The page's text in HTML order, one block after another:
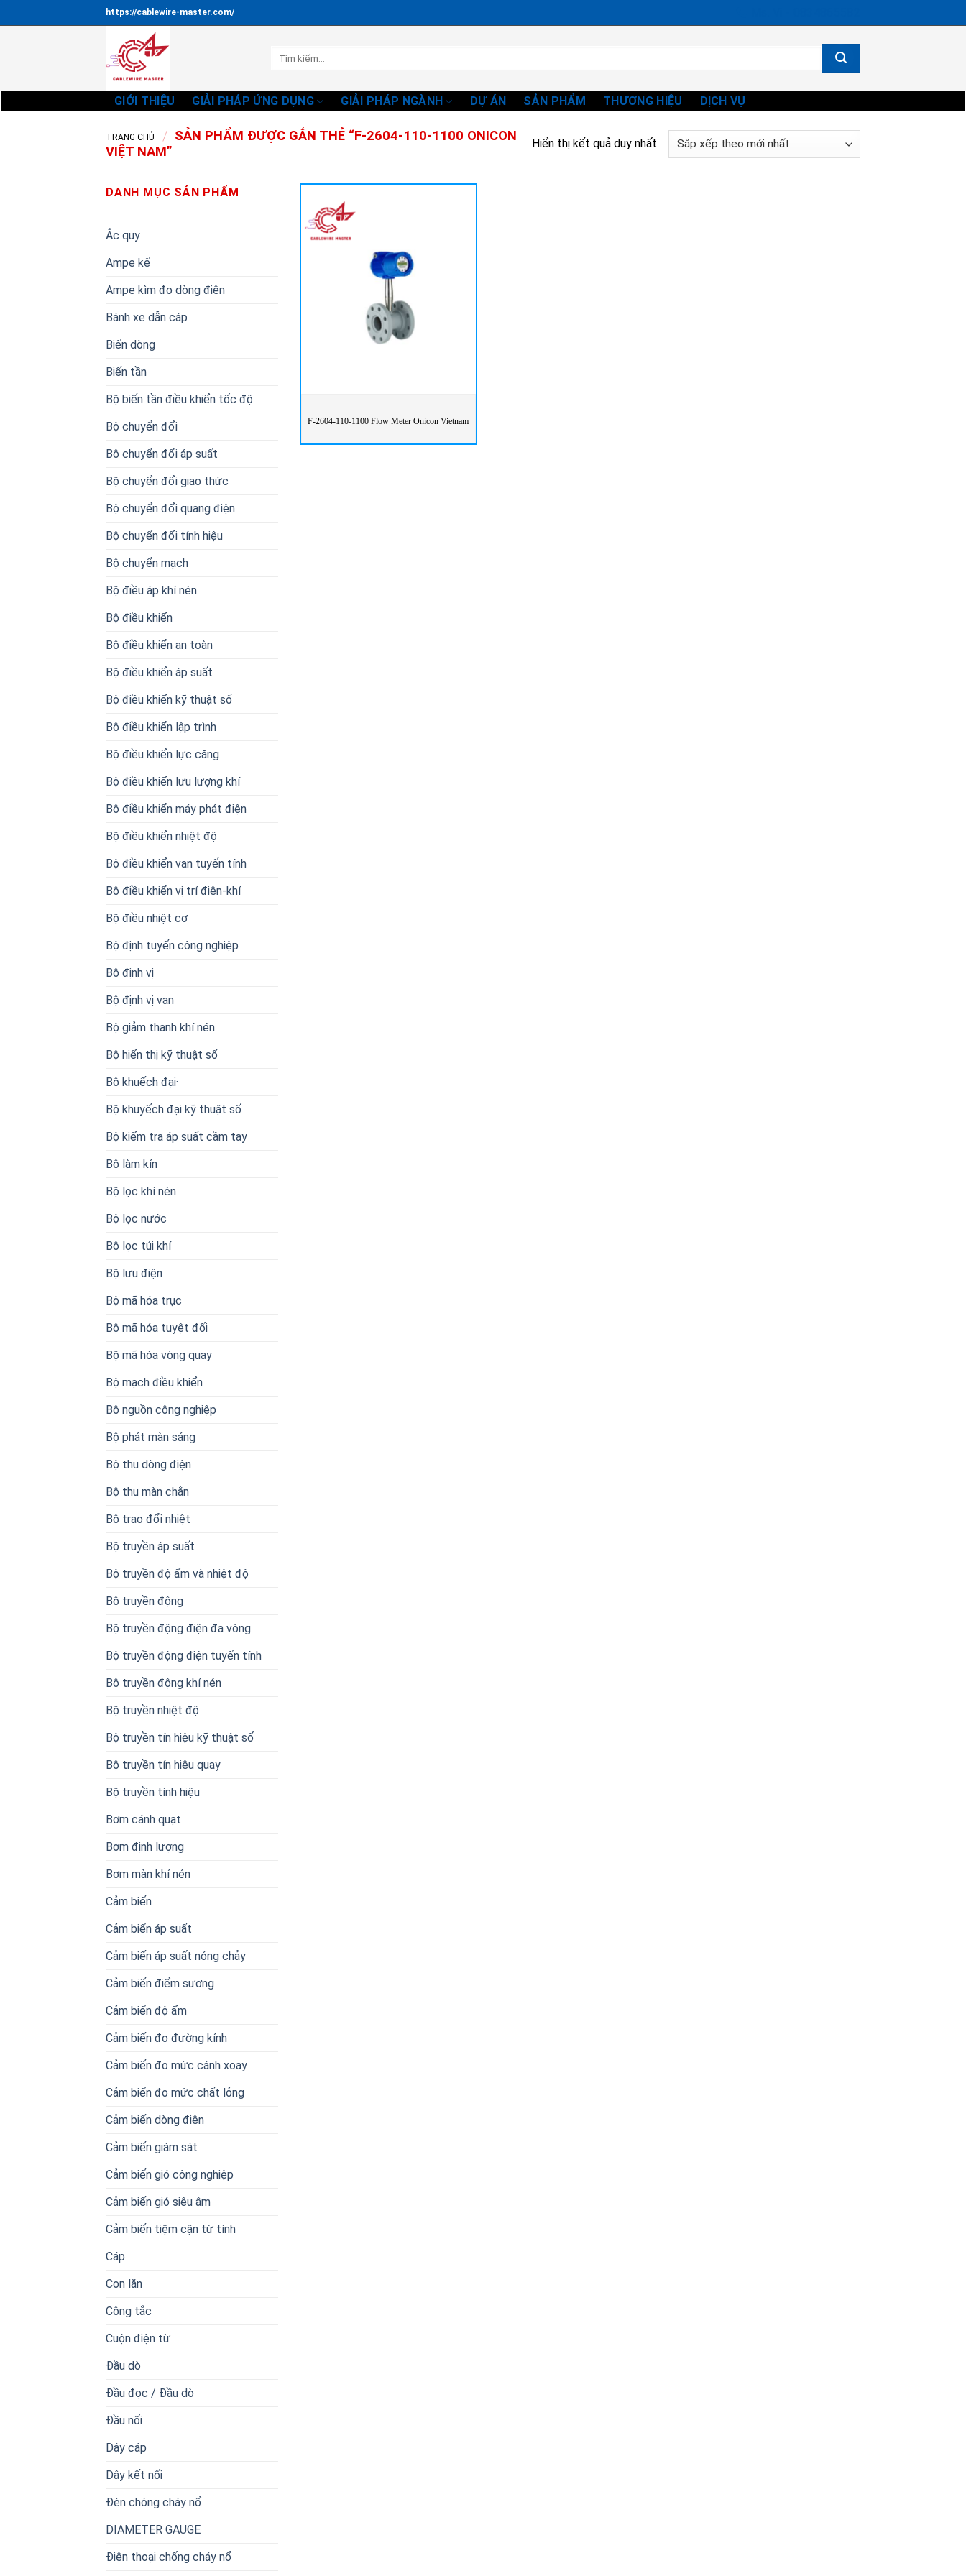
qua
https://cablewire-master.com/
GIỚI THIỆU GIẢI PHÁP ỨNG DỤNG GIẢI PHÁP NGÀNH DỰ ÁN SẢN PHẨM THƯƠNG HIỆU DỊCH VỤ
TRANG CHỦ / SẢN PHẨM ĐƯỢC GẮN THẺ “F-2604-110-1100 ONICON
VIỆT NAM”
Hiển thị kết quả duy nhất
DANH MỤC SẢN PHẨM
Ắc quy
Ampe kế
Ampe kìm đo dòng điện
Bánh xe dẫn cáp
Biến dòng
Biến tần
Bộ biến tần điều khiển tốc độ
Bộ chuyển đổi
Bộ chuyển đổi áp suất
Bộ chuyển đổi giao thức
Bộ chuyển đổi quang điện
Bộ chuyển đổi tính hiệu
Bộ chuyển mạch
Bộ điều áp khí nén
Bộ điều khiển
Bộ điều khiển an toàn
Bộ điều khiển áp suất
Bộ điều khiển kỹ thuật số
Bộ điều khiển lập trình
Bộ điều khiển lực căng
Bộ điều khiển lưu lượng khí
Bộ điều khiển máy phát điện
Bộ điều khiển nhiệt độ
Bộ điều khiển van tuyến tính
Bộ điều khiển vị trí điện-khí
Bộ điều nhiệt cơ
Bộ định tuyến công nghiệp
Bộ định vị
Bộ định vị van
Bộ giảm thanh khí nén
Bộ hiển thị kỹ thuật số
Bộ khuếch đại·
Bộ khuyếch đại kỹ thuật số
Bộ kiểm tra áp suất cầm tay
Bộ làm kín
Bộ lọc khí nén
Bộ lọc nước
Bộ lọc túi khí
Bộ lưu điện
Bộ mã hóa trục
Bộ mã hóa tuyệt đối
Bộ mã hóa vòng quay
Bộ mạch điều khiển
Bộ nguồn công nghiệp
Bộ phát màn sáng
Bộ thu dòng điện
Bộ thu màn chắn
Bộ trao đổi nhiệt
Bộ truyền áp suất
Bộ truyền độ ẩm và nhiệt độ
Bộ truyền động
Bộ truyền động điện đa vòng
Bộ truyền động điện tuyến tính
Bộ truyền động khí nén
Bộ truyền nhiệt độ
Bộ truyền tín hiệu kỹ thuật số
Bộ truyền tín hiệu quay
Bộ truyền tính hiệu
Bơm cánh quạt
Bơm định lượng
Bơm màn khí nén
Cảm biến
Cảm biến áp suất
Cảm biến áp suất nóng chảy
Cảm biến điểm sương
Cảm biến độ ẩm
Cảm biến đo đường kính
Cảm biến đo mức cánh xoay
Cảm biến đo mức chất lỏng
Cảm biến dòng điện
Cảm biến giám sát
Cảm biến gió công nghiệp
Cảm biến gió siêu âm
Cảm biến tiệm cận từ tính
Cáp
Con lăn
Công tắc
Cuộn điện từ
Đầu dò
Đầu đọc / Đầu dò
Đầu nối
Dây cáp
Dây kết nối
Đèn chóng cháy nổ
DIAMETER GAUGE
Điện thoại chống cháy nổ
F-2604-110-1100 Flow Meter Onicon Vietnam